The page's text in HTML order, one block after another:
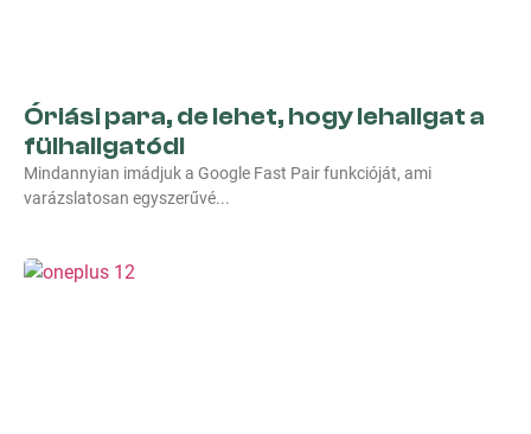
Óriási para, de lehet, hogy lehallgat a
fülhallgatód!
Mindannyian imádjuk a Google Fast Pair funkcióját, ami
varázslatosan egyszerűvé